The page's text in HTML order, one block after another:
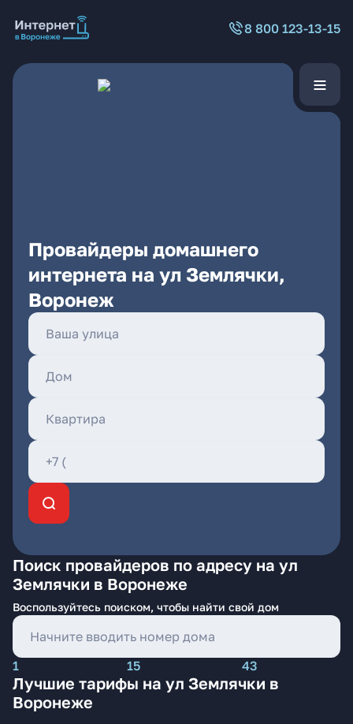
8 800 123-13-15
Провайдеры домашнего
интернета на ул Землячки,
Воронеж
Поиск провайдеров по адресу на ул
Землячки в Воронеже
Воспользуйтесь поиском, чтобы найти свой дом
1 15 43
Лучшие тарифы на ул Землячки в
Воронеже